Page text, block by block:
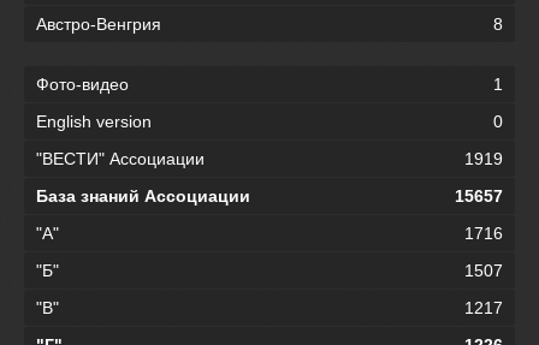
Австро-Венгрия
8
Фото-видео
1
English version
0
"ВЕСТИ" Ассоциации
1919
База знаний Ассоциации
15657
"А"
1716
"Б"
1507
"В"
1217